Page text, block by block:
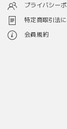
プライバシー
特定商取引法
会員規約